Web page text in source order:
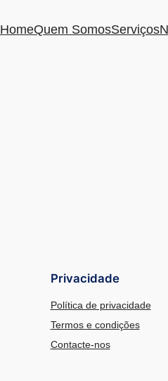
HomeQuem SomosServiços
Privacidade
Política de privacidade
Termos e condições
Contacte-nos